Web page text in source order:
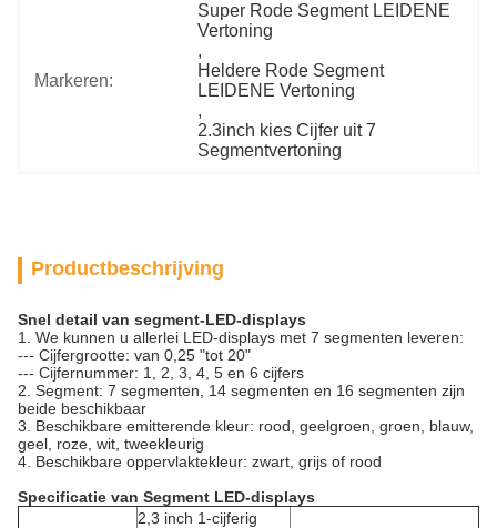
Markeren:
Super Rode Segment LEIDENE
Vertoning
,
Heldere Rode Segment
LEIDENE Vertoning
,
2.3inch kies Cijfer uit 7
Segmentvertoning
Productbeschrijving
Snel detail van segment-LED-displays
1. We kunnen u allerlei LED-displays met 7 segmenten leveren:
--- Cijfergrootte: van 0,25 "tot 20"
--- Cijfernummer: 1, 2, 3, 4, 5 en 6 cijfers
2. Segment: 7 segmenten, 14 segmenten en 16 segmenten zijn
beide beschikbaar
3. Beschikbare emitterende kleur: rood, geelgroen, groen, blauw,
geel, roze, wit, tweekleurig
4. Beschikbare oppervlaktekleur: zwart, grijs of rood
Specificatie van Segment LED-displays
2,3 inch 1-cijferig